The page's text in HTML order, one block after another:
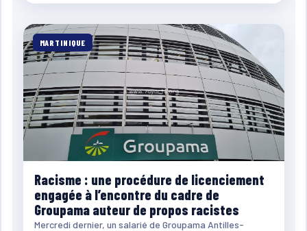
MARTINIQUE
Racisme : une procédure de licenciement
engagée à l’encontre du cadre de
Groupama auteur de propos racistes
Mercredi dernier, un salarié de Groupama Antilles-